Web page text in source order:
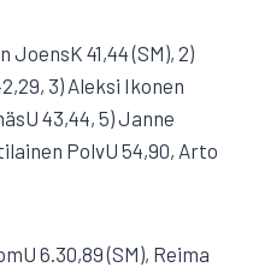
JoensK 41,44 (SM), 2)
3) Aleksi Ikonen
43,44, 5) Janne
PolvU 54,90, Arto
6.30,89 (SM), Reima